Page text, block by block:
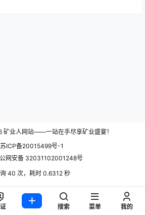
矿业人网站——一站在手尽享矿业盛宴！
苏ICP备20015499号-1
网安备 32031102001248号
40 次，耗时 0.6312 秒
搜索 菜单 我的